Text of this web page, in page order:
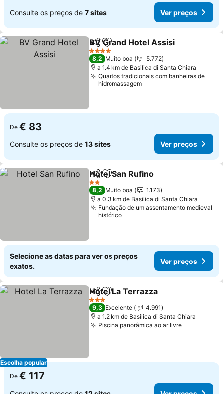
Consulte os preços de 7 sites Ver preços
PartilharAdicionar aos favoritos
BV Grand Hotel Assisi
4 Estrelas
8,2 Muito boa
5.772
a 1.4 km de Basilica di Santa Chiara
Quartos tradicionais com banheiras de
hidromassagem
De € 83
Consulte os preços de 13 sites Ver preços
PartilharAdicionar aos favoritos
Hotel San Rufino
2 Estrelas
8,2 Muito boa
1.173
a 0.3 km de Basilica di Santa Chiara
Fundação de um assentamento medieval
histórico
Selecione as datas para ver os preços
exatos.
Ver preços
Escolha popular
PartilharAdicionar aos favoritos
Hotel La Terrazza
3 Estrelas
9,3 Excelente
4.991
a 1.2 km de Basilica di Santa Chiara
Piscina panorâmica ao ar livreVer preços
De € 117